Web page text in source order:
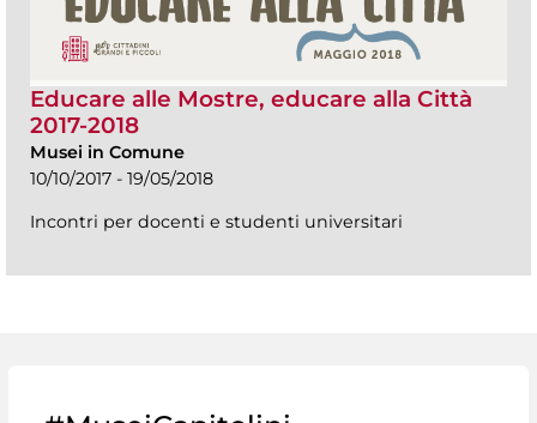
Educare alle Mostre, educare alla Città
2017-2018
Musei in Comune
10/10/2017 - 19/05/2018
Incontri per docenti e studenti universitari